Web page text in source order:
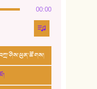
00:00